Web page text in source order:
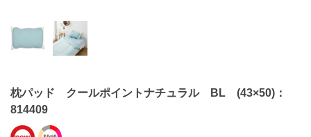
枕パッド クールポイントナチュラル BL (43×50)：
814409